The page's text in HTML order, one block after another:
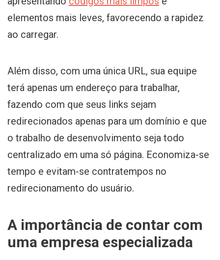
elementos mais leves, favorecendo a rapidez
ao carregar.
Além disso, com uma única URL, sua equipe
terá apenas um endereço para trabalhar,
fazendo com que seus links sejam
redirecionados apenas para um domínio e que
o trabalho de desenvolvimento seja todo
centralizado em uma só página. Economiza-se
tempo e evitam-se contratempos no
redirecionamento do usuário.
A importância de contar com
uma empresa especializada